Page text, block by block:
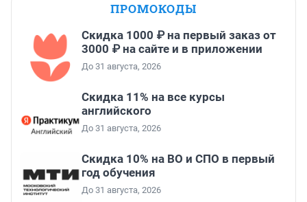
ПРОМОКОДЫ
Скидка 1000 ₽ на первый заказ от
3000 ₽ на сайте и в приложении
До 31 августа, 2026
Скидка 11% на все курсы
английского
До 31 августа, 2026
Скидка 10% на ВО и СПО в первый
год обучения
До 31 августа, 2026